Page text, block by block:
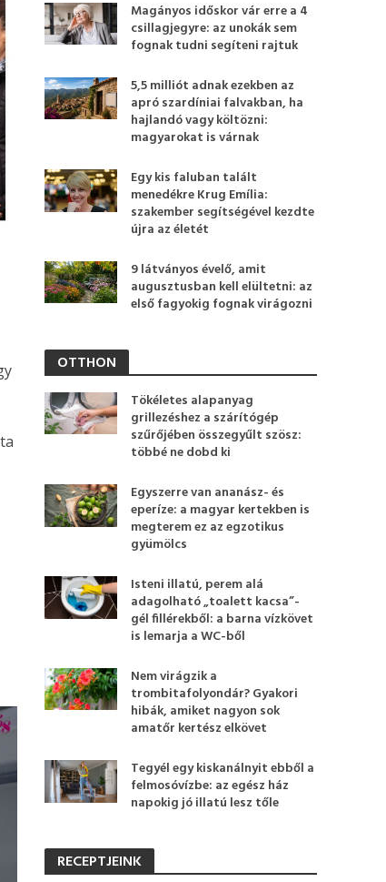
Magányos időskor vár erre a 4
csillagjegyre: az unokák sem
fognak tudni segíteni rajtuk
5,5 milliót adnak ezekben az
apró szardíniai falvakban, ha
hajlandó vagy költözni:
magyarokat is várnak
Egy kis faluban talált
menedékre Krug Emília:
szakember segítségével kezdte
újra az életét
9 látványos évelő, amit
augusztusban kell elültetni: az
első fagyokig fognak virágozni
OTTHON
Tökéletes alapanyag
grillezéshez a szárítógép
szűrőjében összegyűlt szösz:
többé ne dobd ki
Egyszerre van ananász- és
eperíze: a magyar kertekben is
megterem ez az egzotikus
gyümölcs
Isteni illatú, perem alá
adagolható „toalett kacsa”-
gél fillérekből: a barna vízkövet
is lemarja a WC-ből
Nem virágzik a
trombitafolyondár? Gyakori
hibák, amiket nagyon sok
amatőr kertész elkövet
Tegyél egy kiskanálnyit ebből a
felmosóvízbe: az egész ház
napokig jó illatú lesz tőle
RECEPTJEINK